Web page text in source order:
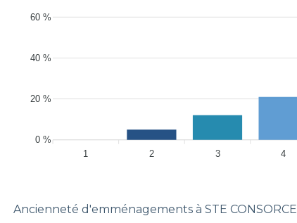
60 %
40 %
20 %
0 %
1
2 3 4
Ancienneté d'emménagements à STE CONSORCE